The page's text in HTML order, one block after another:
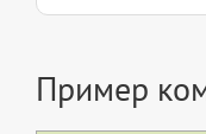
Пример